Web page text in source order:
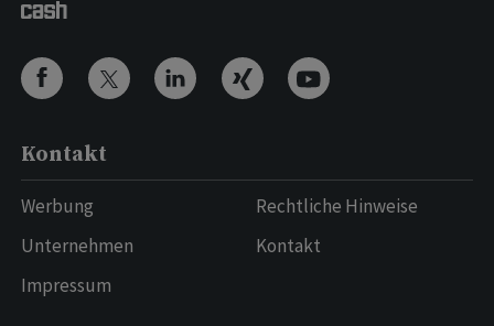
Kontakt
Werbung
Unternehmen
Impressum
Rechtliche Hinweise
Kontakt